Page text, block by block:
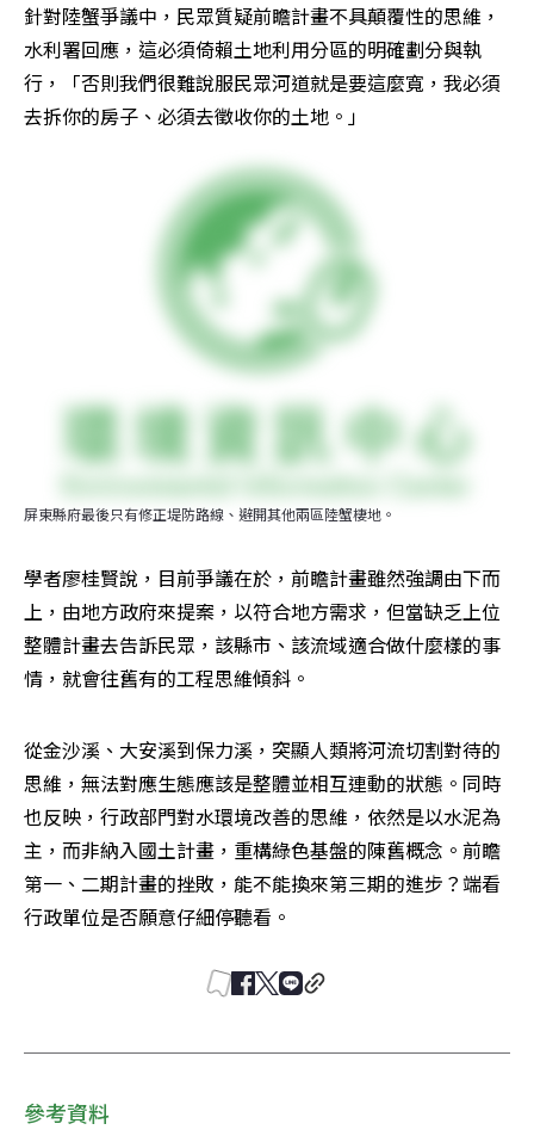
針對陸蟹爭議中，民眾質疑前瞻計畫不具顛覆性的思維，
水利署回應，這必須倚賴土地利用分區的明確劃分與執
行，「否則我們很難說服民眾河道就是要這麼寬，我必須
去拆你的房子、必須去徵收你的土地。」
屏東縣府最後只有修正堤防路線、避開其他兩區陸蟹棲地。
學者廖桂賢說，目前爭議在於，前瞻計畫雖然強調由下而
上，由地方政府來提案，以符合地方需求，但當缺乏上位
整體計畫去告訴民眾，該縣市、該流域適合做什麼樣的事
情，就會往舊有的工程思維傾斜。
從金沙溪、大安溪到保力溪，突顯人類將河流切割對待的
思維，無法對應生態應該是整體並相互連動的狀態。同時
也反映，行政部門對水環境改善的思維，依然是以水泥為
主，而非納入國土計畫，重構綠色基盤的陳舊概念。前瞻
第一、二期計畫的挫敗，能不能換來第三期的進步？端看
行政單位是否願意仔細停聽看。
參考資料